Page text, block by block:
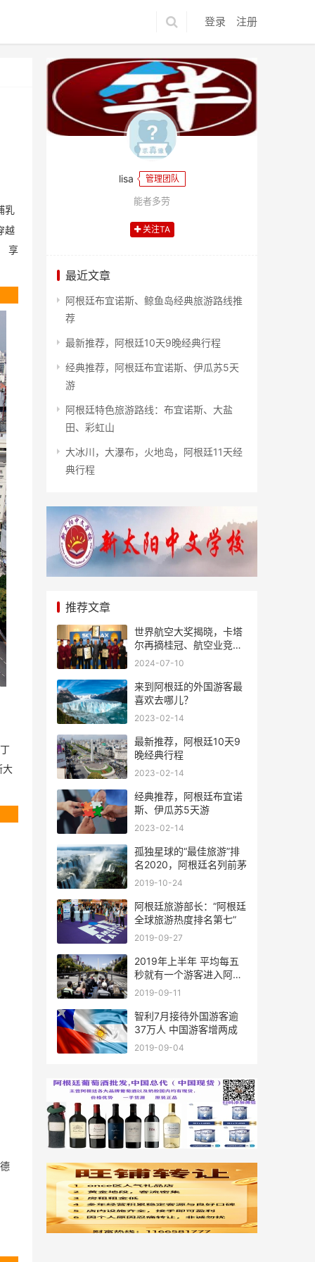
登录 注册
乳
越
享
大
lisa 管理团队
能者多劳
关注TA
最近文章
阿根廷布宜诺斯、鲸鱼岛经典旅游路线推
荐
最新推荐，阿根廷10天9晚经典行程
经典推荐，阿根廷布宜诺斯、伊瓜苏5天
游
阿根廷特色旅游路线：布宜诺斯、大盐
田、彩虹山
大冰川，大瀑布，火地岛，阿根廷11天经
典行程
推荐文章
世界航空大奖揭晓，卡塔
尔再摘桂冠、航空业竞争
风起云涌
2024-07-10
来到阿根廷的外国游客最
喜欢去哪儿？
2023-02-14
最新推荐，阿根廷10天9
晚经典行程
2023-02-14
经典推荐，阿根廷布宜诺
斯、伊瓜苏5天游
2023-02-14
孤独星球的“最佳旅游”排
名2020，阿根廷名列前茅
2019-10-24
阿根廷旅游部长：“阿根廷
全球旅游热度排名第七”
2019-09-27
2019年上半年 平均每五
秒就有一个游客进入阿根
廷
2019-09-11
智利7月接待外国游客逾
37万人 中国游客增两成
2019-09-04